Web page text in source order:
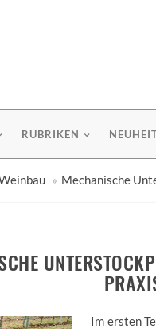
RUBRIKEN
Mechanische
Im ersten